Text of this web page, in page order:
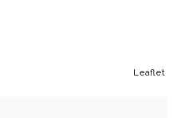
Leaflet